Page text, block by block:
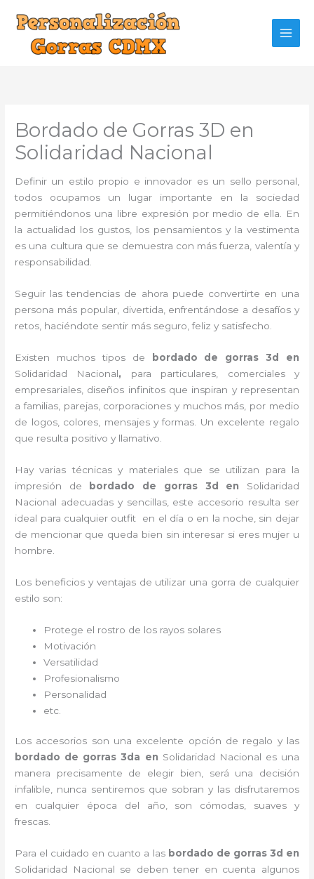
contenido
Bordado de Gorras 3D en
Solidaridad Nacional
Definir un estilo propio e innovador es un sello personal,
todos ocupamos un lugar importante en la sociedad
permitiéndonos una libre expresión por medio de ella. En
la actualidad los gustos, los pensamientos y la vestimenta
es una cultura que se demuestra con más fuerza, valentía y
responsabilidad.
Seguir las tendencias de ahora puede convertirte en una
persona más popular, divertida, enfrentándose a desafíos y
retos, haciéndote sentir más seguro, feliz y satisfecho.
Existen muchos tipos de
bordado de gorras 3d en
Solidaridad Nacional, para particulares, comerciales y
empresariales, diseños infinitos que inspiran y representan
a familias, parejas, corporaciones y muchos más, por medio
de logos, colores, mensajes y formas. Un excelente regalo
que resulta positivo y llamativo.
Hay varias técnicas y materiales que se utilizan para la
impresión de
bordado de gorras 3d en Solidaridad
Nacional adecuadas y sencillas, este accesorio resulta ser
ideal para cualquier outfit en el día o en la noche, sin dejar
de mencionar que queda bien sin interesar si eres mujer u
hombre.
Los beneficios y ventajas de utilizar una gorra de cualquier
estilo son:
Protege el rostro de los rayos solares
Motivación
Versatilidad
Profesionalismo
Personalidad
etc.
Los accesorios son una excelente opción de regalo y las
bordado de gorras 3d a en Solidaridad Nacional es una
manera precisamente de elegir bien, será una decisión
infalible, nunca sentiremos que sobran y las disfrutaremos
en cualquier época del año, son cómodas, suaves y
frescas.
Para el cuidado en cuanto a las bordado de gorras 3d en
Solidaridad Nacional se deben tener en cuenta algunos